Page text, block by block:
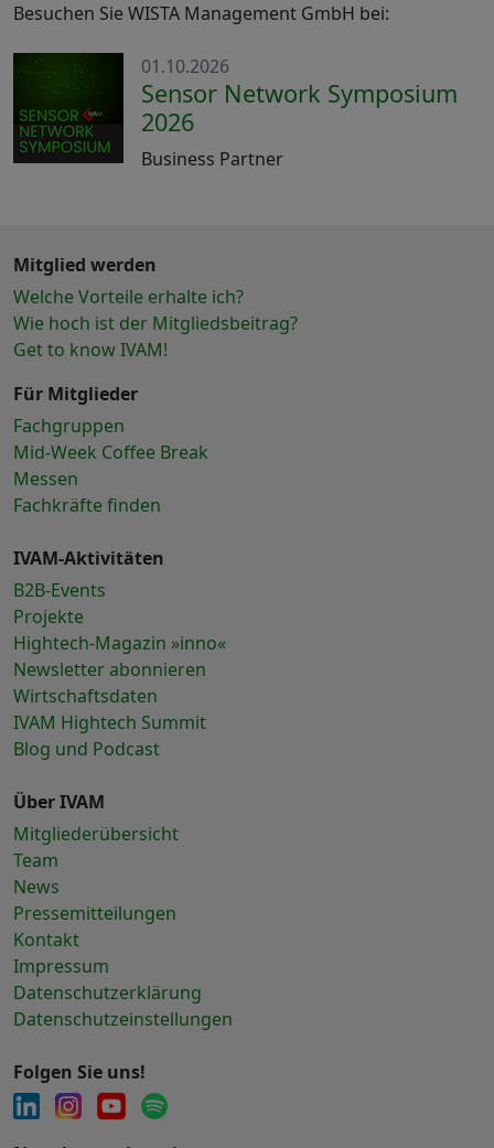
Besuchen Sie WISTA Management GmbH bei:
01.10.2026
Sensor Network Symposium
2026
Business Partner
Mitglied werden
Welche Vorteile erhalte ich?
Wie hoch ist der Mitgliedsbeitrag?
Get to know IVAM!
Für Mitglieder
Fachgruppen
Mid-Week Coffee Break
Messen
Fachkräfte finden
IVAM-Aktivitäten
B2B-Events
Projekte
Hightech-Magazin »inno«
Newsletter abonnieren
Wirtschaftsdaten
IVAM Hightech Summit
Blog und Podcast
Über IVAM
Mitgliederübersicht
Team
News
Pressemitteilungen
Kontakt
Impressum
Datenschutzerklärung
Datenschutzeinstellungen
Folgen Sie uns!